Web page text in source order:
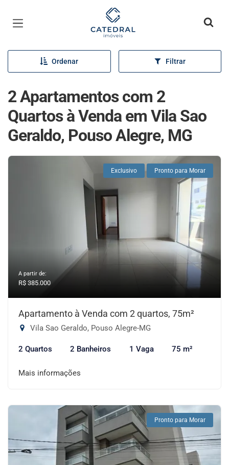
Página inicial
Ordenar Filtrar
2 Apartamentos com 2
Quartos à Venda em Vila Sao
Geraldo, Pouso Alegre, MG
Exclusivo Pronto para Morar
A partir de:
R$ 385.000
Apartamento à Venda com 2 quartos, 75m²
Vila Sao Geraldo, Pouso Alegre-MG
2 Quartos 2 Banheiros 1 Vaga 75 m²
Mais informações
Pronto para Morar